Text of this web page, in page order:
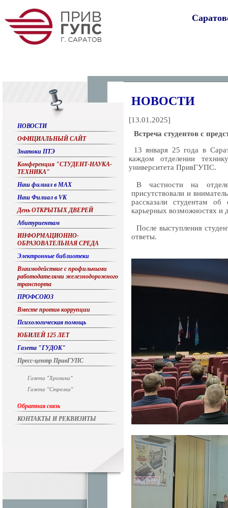
НОВОСТИ
ОФИЦИАЛЬНЫЙ САЙТ
Знатоки ПТЭ
Конференция "СТУДЕНТ-НАУКА-
ТЕХНИКА"
Наш филиал в МАХ
Наш Филиал в VK
День ОТКРЫТЫХ ДВЕРЕЙ
Абитуриентам
ИНФОРМАЦИОННО-
ОБРАЗОВАТЕЛЬНАЯ СРЕДА
Электронные библиотеки
Взаимодействие с профильными
работодателями железнодорожного
транспорта
ПРОФСОЮЗ
Вместе против коррупции
Психологическая помощь
ЮБИЛЕЙ 125 ЛЕТ
Газета "ГУДОК"
Пресс-центр ПривГУПС
Газета "Хроника"
Газета "Стрелка"
Обратная связь
КОНТАКТЫ И РЕКВИЗИТЫ
НОВОСТИ
[13.01.2025]
Встреча студентов с
13 января 25 года в
каждом отделении
университета ПривГУПС.
В частности на
присутствовали и
рассказали студентам об
карьерных возможностях и
После выступления
ответы.